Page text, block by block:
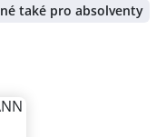
také pro absolventy